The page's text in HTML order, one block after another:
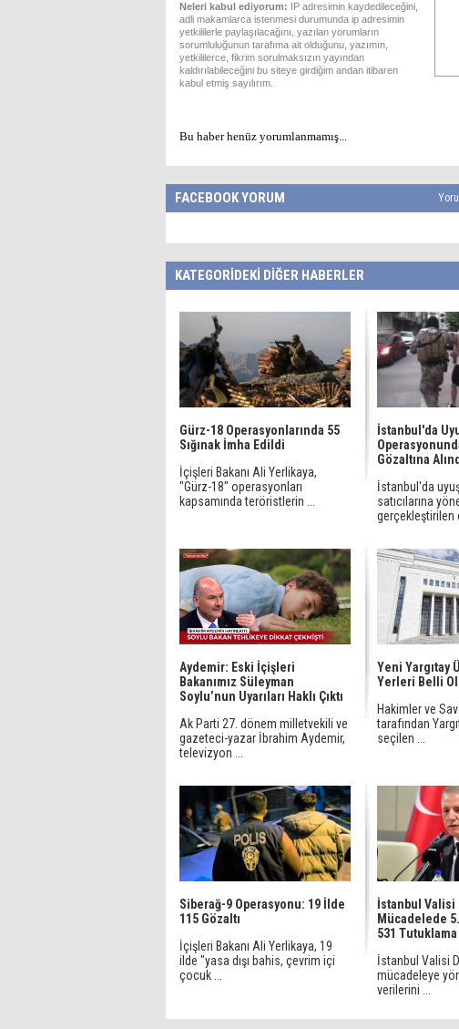
Neleri kabul ediyorum: IP adresimin kaydedileceğini,
adli makamlarca istenmesi durumunda ip adresimin
yetkililerle paylaşılacağını, yazılan yorumların
sorumluluğunun tarafıma ait olduğunu, yazımın,
yetkililerce, fikrim sorulmaksızın yayından
kaldırılabileceğini bu siteye girdiğim andan itibaren
kabul etmiş sayılırım.
Bu haber henüz yorumlanmamış...
FACEBOOK YORUM
KATEGORİDEKİ DİĞER HABERLER
Gürz-18 Operasyonlarında 55
Sığınak İmha Edildi
İçişleri Bakanı Ali Yerlikaya,
"Gürz-18" operasyonları
kapsamında teröristlerin ...
İstanbul'da
Gözaltına
İstanbul'da
satıcılarına
gerçekleştirilen
Aydemir: Eski İçişleri
Bakanımız Süleyman
Soylu’nun Uyarıları Haklı Çıktı
Ak Parti 27. dönem milletvekili ve
gazeteci-yazar İbrahim Aydemir,
televizyon ...
Yeni Yargıtay
Yerleri Belli
Hakimler ve
tarafından
seçilen ...
Siberağ-9 Operasyonu: 19 İlde
115 Gözaltı
İçişleri Bakanı Ali Yerlikaya, 19
ilde "yasa dışı bahis, çevrim içi
çocuk ...
İstanbul Valisi
Mücadelede
531
İstanbul Valisi
mücadeleye
verilerini ...